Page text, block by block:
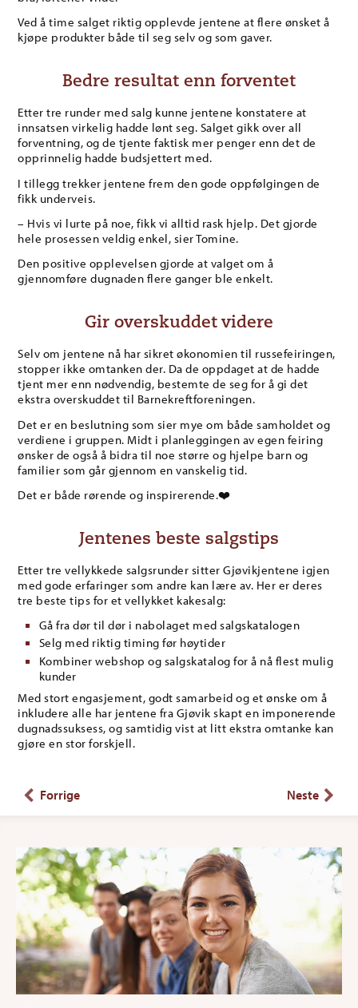
Ved å time salget riktig opplevde jentene at flere ønsket å
kjøpe produkter både til seg selv og som gaver.
Bedre resultat enn forventet
Etter tre runder med salg kunne jentene konstatere at
innsatsen virkelig hadde lønt seg. Salget gikk over all
forventning, og de tjente faktisk mer penger enn det de
opprinnelig hadde budsjettert med.
I tillegg trekker jentene frem den gode oppfølgingen de
fikk underveis.
– Hvis vi lurte på noe, fikk vi alltid rask hjelp. Det gjorde
hele prosessen veldig enkel, sier Tomine.
Den positive opplevelsen gjorde at valget om å
gjennomføre dugnaden flere ganger ble enkelt.
Gir overskuddet videre
Selv om jentene nå har sikret økonomien til russefeiringen,
stopper ikke omtanken der. Da de oppdaget at de hadde
tjent mer enn nødvendig, bestemte de seg for å gi det
ekstra overskuddet til Barnekreftforeningen.
Det er en beslutning som sier mye om både samholdet og
verdiene i gruppen. Midt i planleggingen av egen feiring
ønsker de også å bidra til noe større og hjelpe barn og
familier som går gjennom en vanskelig tid.
Det er både rørende og inspirerende.❤️
Jentenes beste salgstips
Etter tre vellykkede salgsrunder sitter Gjøvikjentene igjen
med gode erfaringer som andre kan lære av. Her er deres
tre beste tips for et vellykket kakesalg:
Gå fra dør til dør i nabolaget med salgskatalogen
Selg med riktig timing før høytider
Kombiner webshop og salgskatalog for å nå flest mulig
kunder
Med stort engasjement, godt samarbeid og et ønske om å
inkludere alle har jentene fra Gjøvik skapt en imponerende
dugnadssuksess, og samtidig vist at litt ekstra omtanke kan
gjøre en stor forskjell.
Forrige Neste